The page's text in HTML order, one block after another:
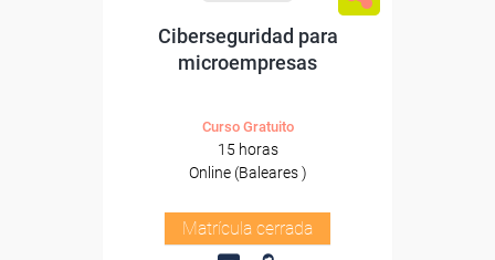
Ciberseguridad para
microempresas
Curso Gratuito
15 horas
Online (Baleares )
Matrícula cerrada